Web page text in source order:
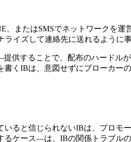
またはSMSでネットワークを
イズして連絡先に送れるように
供することで、配布のハードル
くIBは、意図せずにブローカー
ると信じられないIBは、プロモ
ケース—は、IBの関係トラブルの